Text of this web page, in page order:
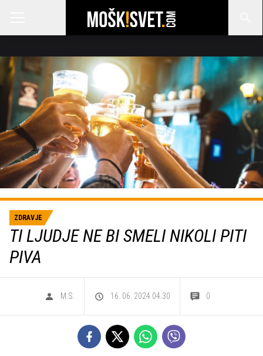
ZDRAVJE
TI LJUDJE NE BI SMELI NIKOLI PITI
PIVA
M.S. 16. 06. 2024 04.30 0